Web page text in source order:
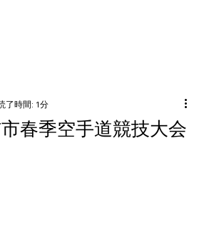
春季空手道競技大会
了時間: 1分